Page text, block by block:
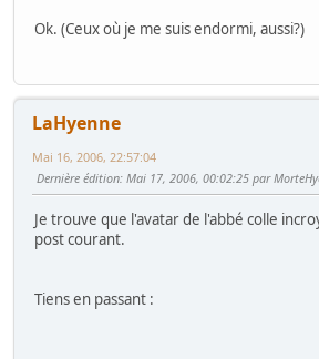
Ok. (Ceux où je me suis endormi, aussi?)
LaHyenne
Mai 16, 2006, 22:57:04
Dernière édition: Mai 17, 2006, 00:02:25 par
Je trouve que l'avatar de l'abbé colle
post courant.
Tiens en passant :